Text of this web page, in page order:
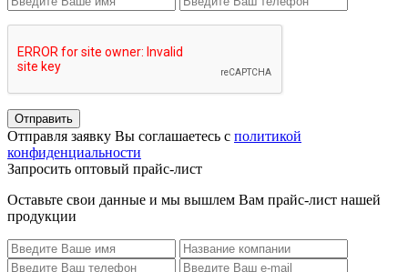
Отправить
Отправля заявку Вы соглашаетесь с политикой
конфиденциальности
Запросить оптовый прайс-лист
Оставьте свои данные и мы вышлем Вам прайс-лист нашей
продукции